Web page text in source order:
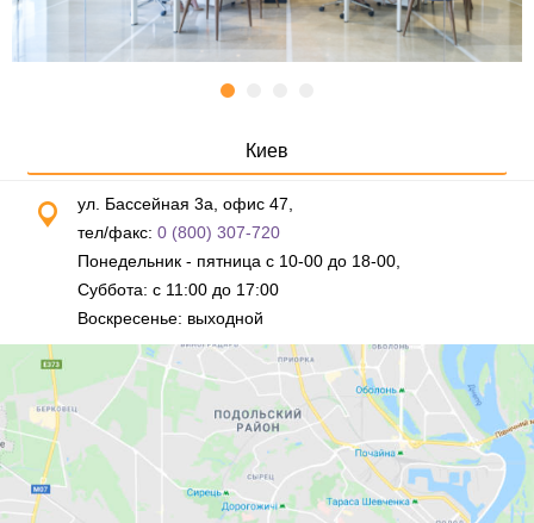
Киев
ул. Бассейная 3а, офис 47,
тел/факс: 0 (800) 307-720
Понедельник - пятница с 10-00 до 18-00,
Суббота: с 11:00 до 17:00
Воскресенье: выходной